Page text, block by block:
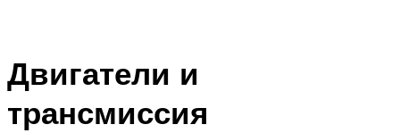
Двигатели и
трансмиссия